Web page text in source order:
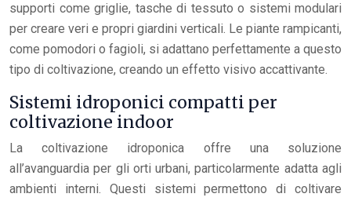
supporti come griglie, tasche di tessuto o sistemi modulari
per creare veri e propri giardini verticali. Le piante rampicanti,
come pomodori o fagioli, si adattano perfettamente a questo
tipo di coltivazione, creando un effetto visivo accattivante.
Sistemi idroponici compatti per
coltivazione indoor
La coltivazione idroponica offre una soluzione
all’avanguardia per gli orti urbani, particolarmente adatta agli
ambienti interni. Questi sistemi permettono di coltivare